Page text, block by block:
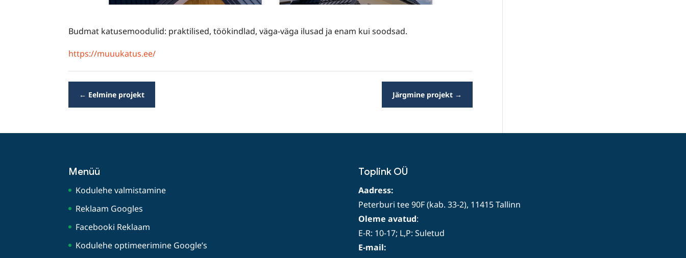
Budmat katusemoodulid: praktilised, töökindlad, väga-väga ilusad ja enam kui soodsad.
https://muuukatus.ee/
← Eelmine projekt Järgmine projekt →
Menüü
Kodulehe valmistamine
Reklaam Googles
Facebooki Reklaam
Kodulehe optimeerimine Google’s
Toplink OÜ
Aadress:
Peterburi tee 90F (kab. 33-2), 11415 Tallinn
Oleme avatud:
E-R: 10-17; L,P: Suletud
E-mail: